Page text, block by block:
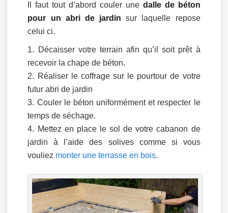
Il faut tout d’abord couler une dalle de béton
pour un abri de jardin sur laquelle repose
celui ci.
Décaisser votre terrain afin qu’il soit prêt à
recevoir la chape de béton.
Réaliser le coffrage sur le pourtour de votre
futur abri de jardin
Couler le béton uniformément et respecter le
temps de séchage.
Mettez en place le sol de votre cabanon de
jardin à l’aide des solives comme si vous
vouliez monter une terrasse en bois.